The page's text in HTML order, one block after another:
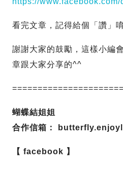
看完文章，記得給個「讚」唷
謝謝大家的鼓勵，這樣小編
章跟大家分享的^^
蝴蝶結姐姐
合作信箱：
【 facebook 】